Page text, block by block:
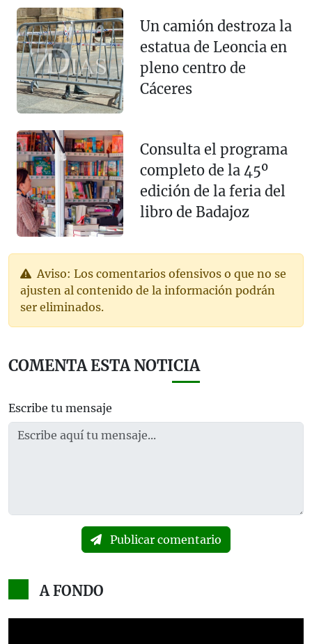
Un camión destroza la
estatua de Leoncia en
pleno centro de
Cáceres
Consulta el programa
completo de la 45º
edición de la feria del
libro de Badajoz
Aviso: Los comentarios ofensivos o que no se
ajusten al contenido de la información podrán
ser eliminados.
COMENTA ESTA NOTICIA
Escribe tu mensaje
Publicar comentario
A FONDO